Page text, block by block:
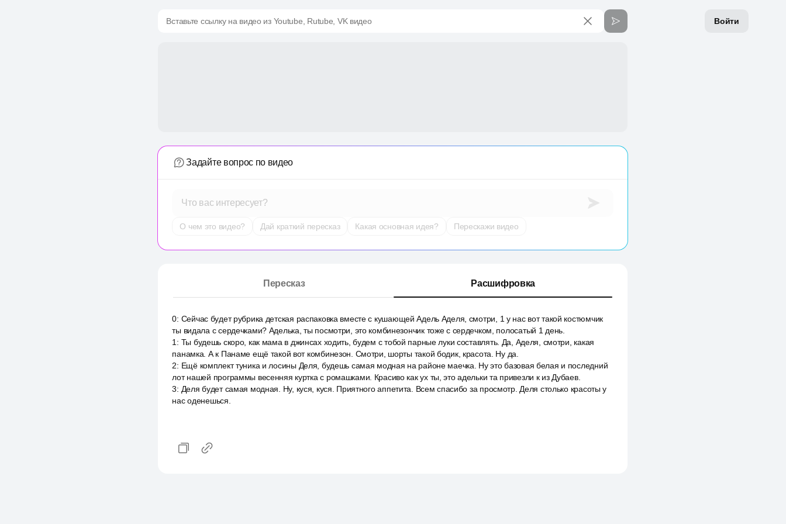
Войти
Вставьте ссылку на видео из Youtube, Rutube, VK видео
Задайте вопрос по видео
Что вас интересует?
О чем это видео? Дай краткий пересказ Какая основная идея? Перескажи видео
Пересказ Расшифровка
0: Сейчас будет рубрика детская распаковка вместе с кушающей Адель Аделя, смотри, 1 у нас вот такой костюмчик
ты видала с сердечками? Аделька, ты посмотри, это комбинезончик тоже с сердечком, полосатый 1 день.
1 : Ты будешь скоро, как мама в джинсах ходить, будем с тобой парные луки составлять. Да, Аделя, смотри, какая
панамка. А к Панаме ещё такой вот комбинезон. Смотри, шорты такой бодик, красота. Ну да.
2: Ещё комплект туника и лосины Деля, будешь самая модная на районе маечка. Ну это базовая белая и последний
лот нашей программы весенняя куртка с ромашками. Красиво как ух ты, это адельки та привезли к из Дубаев.
3: Деля будет самая модная. Ну, куся, куся. Приятного аппетита. Всем спасибо за просмотр. Деля столько красоты у
нас оденешься.